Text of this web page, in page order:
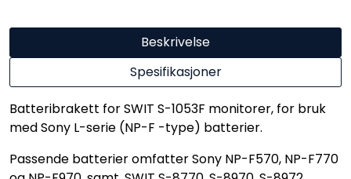
Beskrivelse
Spesifikasjoner
Batteribrakett for SWIT S-1053F monitorer, for bruk
med Sony L-serie (NP-F -type) batterier.
Passende batterier omfatter Sony NP-F570, NP-F770